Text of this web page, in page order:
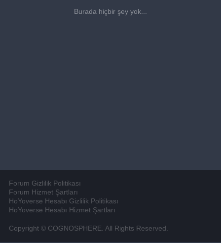
Burada hiçbir şey yok...
Forum Gizlilik Politikası
Forum Hizmet Şartları
HoYoverse Hesabı Gizlilik Politikası
HoYoverse Hesabı Hizmet Şartları
Copyright © COGNOSPHERE. All Rights Reserved.